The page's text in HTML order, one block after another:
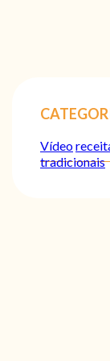
Vídeo
tradicionais